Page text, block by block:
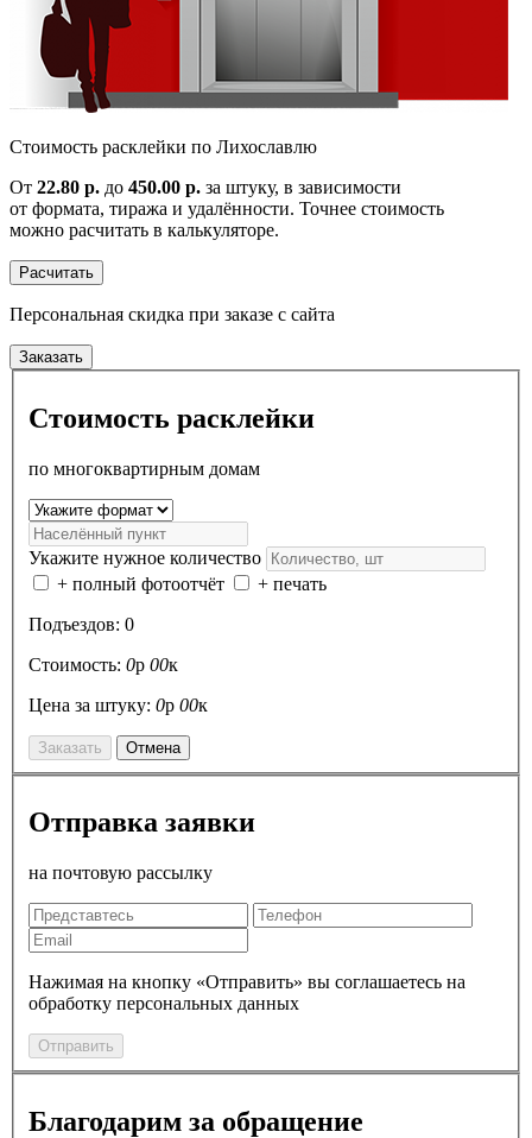
Cтоимость расклейки по Лихославлю
От 22.80 р. до 450.00 р. за штуку, в зависимости
от формата, тиража и удалённости. Точнее стоимость
можно расчитать в калькуляторе.
Расчитать
Персональная скидка при заказе с сайта
Заказать
Стоимость расклейки
по многоквартирным домам
Укажите нужное количество
+ полный фотоотчёт
+ печать
Подъездов: 0
Стоимость: 0р 00к
Цена за штуку: 0р 00к
Заказать Отмена
Отправка заявки
на почтовую рассылку
Нажимая на кнопку «Отправить» вы соглашаетесь на
обработку персональных данных
Отправить
Благодарим за обращение